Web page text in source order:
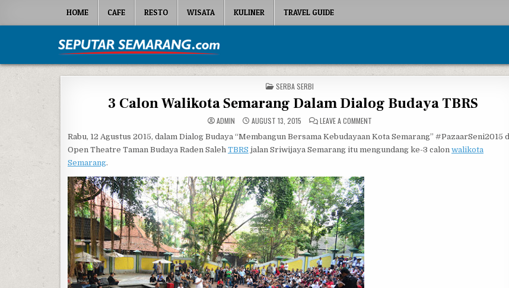
HOME CAFE RESTO WISATA KULINER TRAVEL GUIDE
Seputar Semarang
POSTED IN
SERBA SERBI
3 Calon Walikota Semarang Dalam Dialog Budaya TBRS
ADMIN AUGUST 13, 2015 LEAVE A COMMENT ON 3 CALON WALIKOTA SEMARANG DALAM
Rabu, 12 Agustus 2015, dalam Dialog Budaya “Membangun Bersama Kebudayaan Kota Semarang” #PazaarSeni2015
Open Theatre Taman Budaya Raden Saleh TBRS jalan Sriwijaya Semarang itu mengundang ke-3 calon walikota
Semarang.